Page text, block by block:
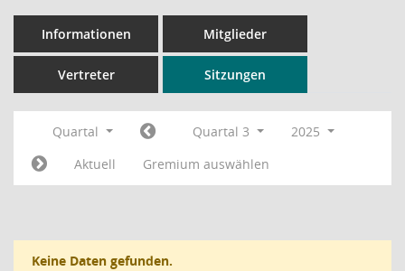
Informationen Mitglieder
Vertreter Sitzungen
Quartal Quartal 3
2025
Aktuell
Gremium auswählen
Keine Daten gefunden.